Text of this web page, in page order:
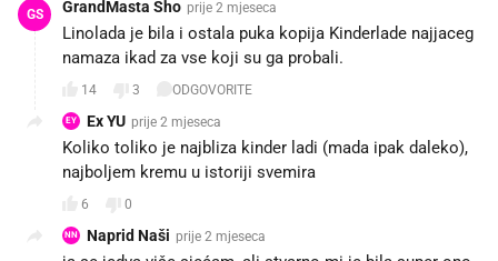
GS GrandMasta Sho prije 2 mjeseca
Linolada je bila i ostala puka kopija Kinderlade najjaceg
namaza ikad za vse koji su ga probali.
14 3 ODGOVORITE
EY Ex YU prije 2 mjeseca
Koliko toliko je najbliza kinder ladi (mada ipak daleko),
najboljem kremu u istoriji svemira
6 0
NN Naprid Naši prije 2 mjeseca